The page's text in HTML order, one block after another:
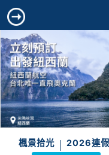
楓景拾光 2026連